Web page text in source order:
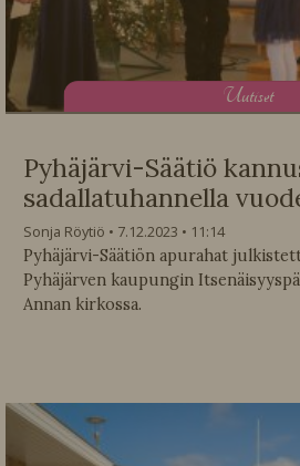
Uutiset
Pyhäjärvi-Säätiö
sadallatuhannella
Sonja Röytiö 7.12.2023
11:14
Pyhäjärvi-Säätiön apurahat
Pyhäjärven kaupungin
Annan kirkossa.